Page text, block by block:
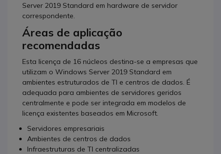
Server 2019 Standard em hardware de servidor
correspondente.
Áreas de aplicação
recomendadas
Esta licença de 16 núcleos destina-se a empresas que
utilizam o Windows Server 2019 Standard em
ambientes estruturados de TI e centros de dados. É
adequada para ambientes de servidores geridos
centralmente e pode ser integrada em modelos de
licença existentes baseados em Microsoft.
Servidores empresariais
Ambientes de centros de dados
Infraestruturas de TI centralizadas